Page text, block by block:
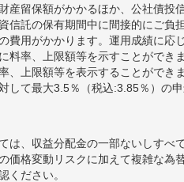
産留保額がかかるほか、公社債
信託の保有期間中に間接的にご
費用がかかります。運用成績に
料率、上限額等を示すことがで
、上限額等を表示することがで
して最大3.5％（税込:3.85％）の
は、収益分配金の一部ないしす
価格変動リスクに加えて複雑な
ください。